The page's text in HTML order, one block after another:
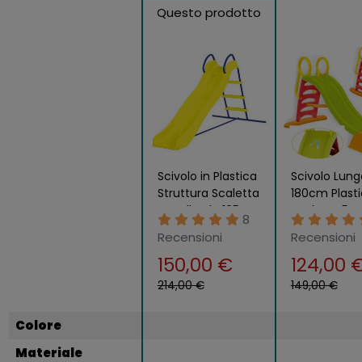
Questo prodotto
Scivolo in Plastica
Struttura Scaletta
Metallo Alt. 105
max 35kg Bimbo
3-7 anni
8
Recensioni
150,00 €
214,00 €
Scivolo
180cm
Scaletta 5
h 110cm
Acqua
Recensioni
124,00
149,00 €
Colore
Materiale